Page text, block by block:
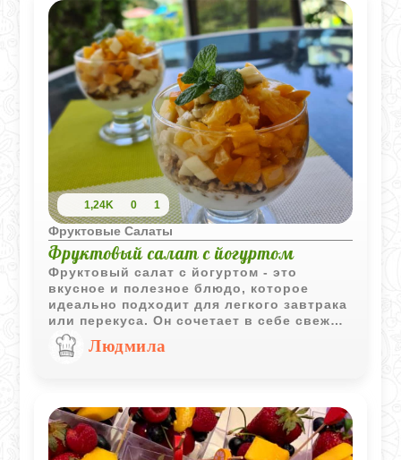
1,24K 0 1
Фруктовые Салаты
Фруктовый салат с йогуртом
Фруктовый салат с йогуртом - это
вкусное и полезное блюдо, которое
идеально подходит для легкого завтрака
или перекуса. Он сочетает в себе свежие
фрукты и нежный йогурт, создавая
идеальный баланс сладости и кислинки
Людмила